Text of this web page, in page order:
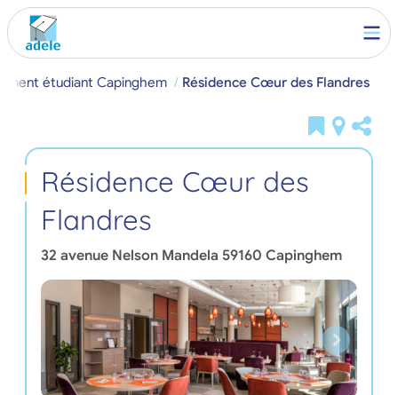
étudiant Capinghem Résidence Cœur des Flandres
Résidence Cœur des
Flandres
32 avenue Nelson Mandela 59160 Capinghem